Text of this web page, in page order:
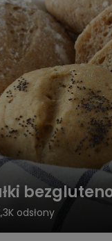
odsłony